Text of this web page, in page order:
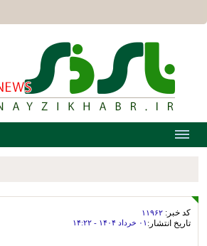
کد خبر: ۱۱۹۶۲
تاریخ انتشار: ۰۱ خرداد ۱۴۰۴ - ۱۴:۲۲